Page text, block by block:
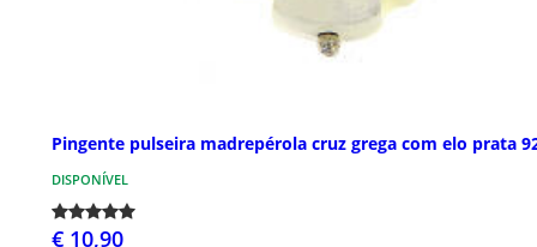
Pingente pulseira madrepérola cruz grega com elo prata
DISPONÍVEL
€ 10,90